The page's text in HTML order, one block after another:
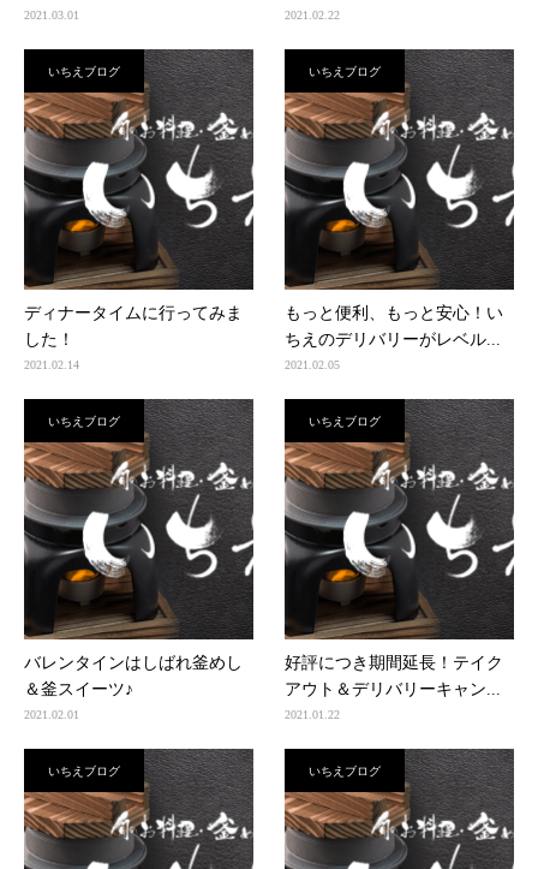
2021.03.01 2021.02.22
いちえブログ
ディナータイムに行ってみま
した！
2021.02.14
いちえブログ
もっと便利、もっと安心！い
ちえのデリバリーがレベル...
2021.02.05
いちえブログ
バレンタインはしばれ釜めし
＆釜スイーツ♪
2021.02.01
いちえブログ
好評につき期間延長！テイク
アウト＆デリバリーキャン...
2021.01.22
いちえブログ いちえブログ